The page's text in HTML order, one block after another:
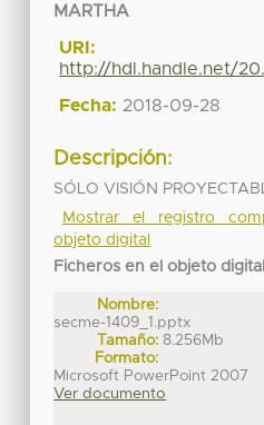
MARTHA
URI:
http://hdl.handle.net/
Fecha: 2018-09-28
Descripción:
SÓLO VISIÓN
Mostrar el registro
objeto digital
Ficheros en el objeto digital
Nombre:
secme-1409_1.pptx
Tamaño: 8.256Mb
Formato:
Microsoft PowerPoint 2007
Ver documento